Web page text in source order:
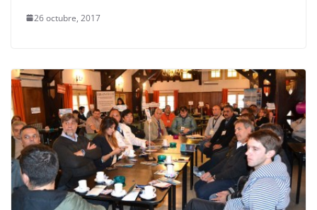
26 octubre, 2017